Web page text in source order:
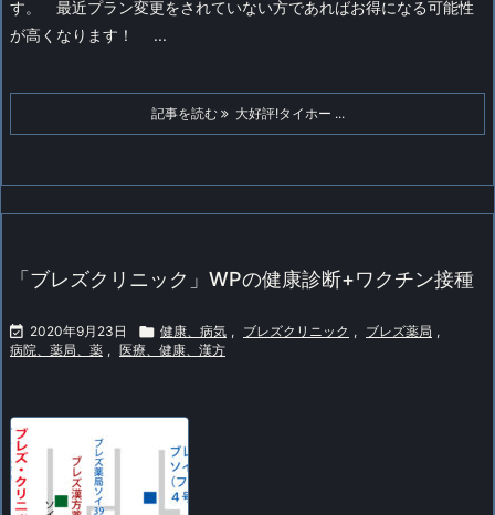
す。
最近プラン変更をされていない方であればお得になる可能性
が高くなります！
...
記事を読む 大好評!タイホー ...
「ブレズクリニック」WPの健康診断+ワクチン接種
 2020年9月23日  健康、病気 , ブレズクリニック , ブレズ薬局 ,
病院、薬局、薬 , 医療、健康、漢方